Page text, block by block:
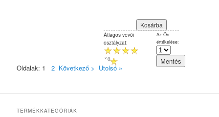
Átlagos vevői
osztályzat:
(
2 )
Az Ön
értékelése:
Oldalak: 1 2 Következő > Utolsó »
TERMÉKKATEGÓRIÁK